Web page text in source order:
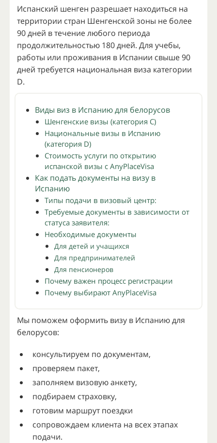
Испанский шенген разрешает находиться на
территории стран Шенгенской зоны не более
90 дней в течение любого периода
продолжительностью 180 дней. Для учебы,
работы или проживания в Испании свыше 90
дней требуется национальная виза категории
D.
Виды виз в Испанию для белорусов
Шенгенские визы (категория C)
Национальные визы в Испанию
(категория D)
Cтоимость услуги по открытию
испанской визы с AnyPlaceVisa
Как подать документы на визу в
Испанию
Типы подачи в визовый центр:
Требуемые документы в зависимости от
статуса заявителя:
Необходимые документы
Для детей и учащихся
Для предпринимателей
Для пенсионеров
Почему важен процесс регистрации
Почему выбирают AnyPlaceVisa
Мы поможем оформить визу в Испанию для
белорусов:
консультируем по документам,
проверяем пакет,
заполняем визовую анкету,
подбираем страховку,
готовим маршрут поездки
сопровождаем клиента на всех этапах
подачи.